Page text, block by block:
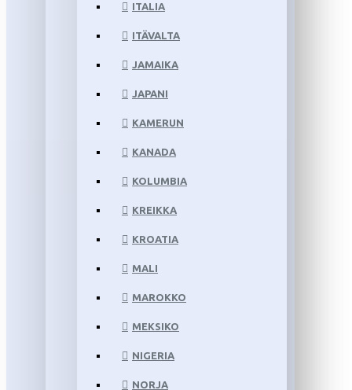
ITALIA
ITÄVALTA
JAMAIKA
JAPANI
KAMERUN
KANADA
KOLUMBIA
KREIKKA
KROATIA
MALI
MAROKKO
MEKSIKO
NIGERIA
NORJA